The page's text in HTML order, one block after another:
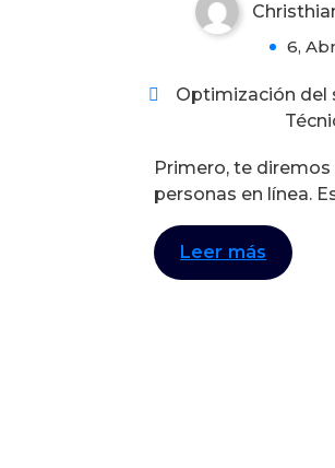
6,
Optimización del
Primero, te
personas en línea.
Leer más